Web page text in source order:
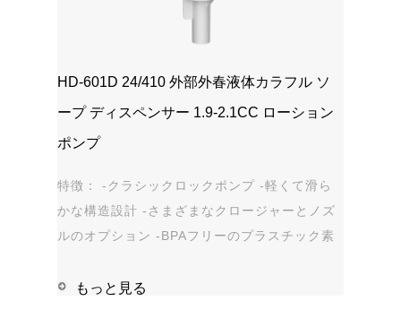
HD-601D 24/410 外部外春液体カラフル ソ
ープ ディスペンサー 1.9-2.1CC ローション
ポンプ
特徴： -クラシックロックポンプ -軽くて滑ら
かな構造設計 -さまざまなクロージャーとノズ
ルのオプション -BPAフリーのプラスチック素
石鹸、シャンプー、シャワージェル -パーソナ
もっと見る